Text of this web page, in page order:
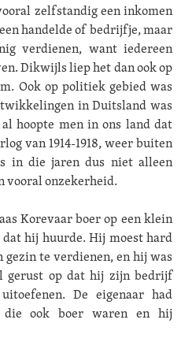
zelfstandig een inkomen
handelde of bedrijfje, maar
verdienen, want iedereen
Dikwijls liep het dan ook op
Ook op politiek gebied was
in Duitsland was
hoopte men in ons land dat
van 1914-1918, weer buiten
in die jaren dus niet alleen
vooral onzekerheid.
Korevaar boer op een klein
hij huurde. Hij moest hard
te verdienen, en hij was
gerust op dat hij zijn bedrijf
De eigenaar had
die ook boer waren en hij